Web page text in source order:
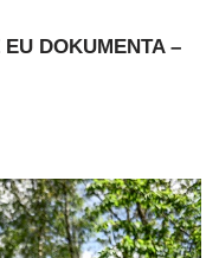
DOKUMENTA –